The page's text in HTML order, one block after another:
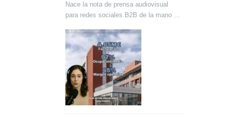
Nace la nota de prensa audiovisual
para redes sociales B2B de la mano de